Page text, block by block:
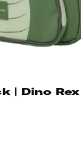
| Dino Rex |